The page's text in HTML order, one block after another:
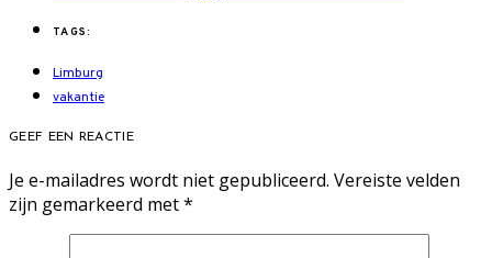
TAGS:
Limburg
vakantie
GEEF EEN REACTIE
Je e-mailadres wordt niet gepubliceerd. Vereiste velden
zijn gemarkeerd met*